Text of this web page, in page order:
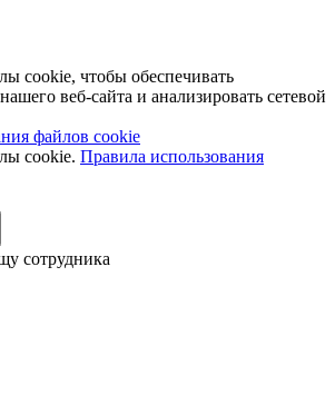
cookie, чтобы обеспечивать
веб-сайта и анализировать сетевой
файлов cookie
cookie. Правила использования
сотрудника